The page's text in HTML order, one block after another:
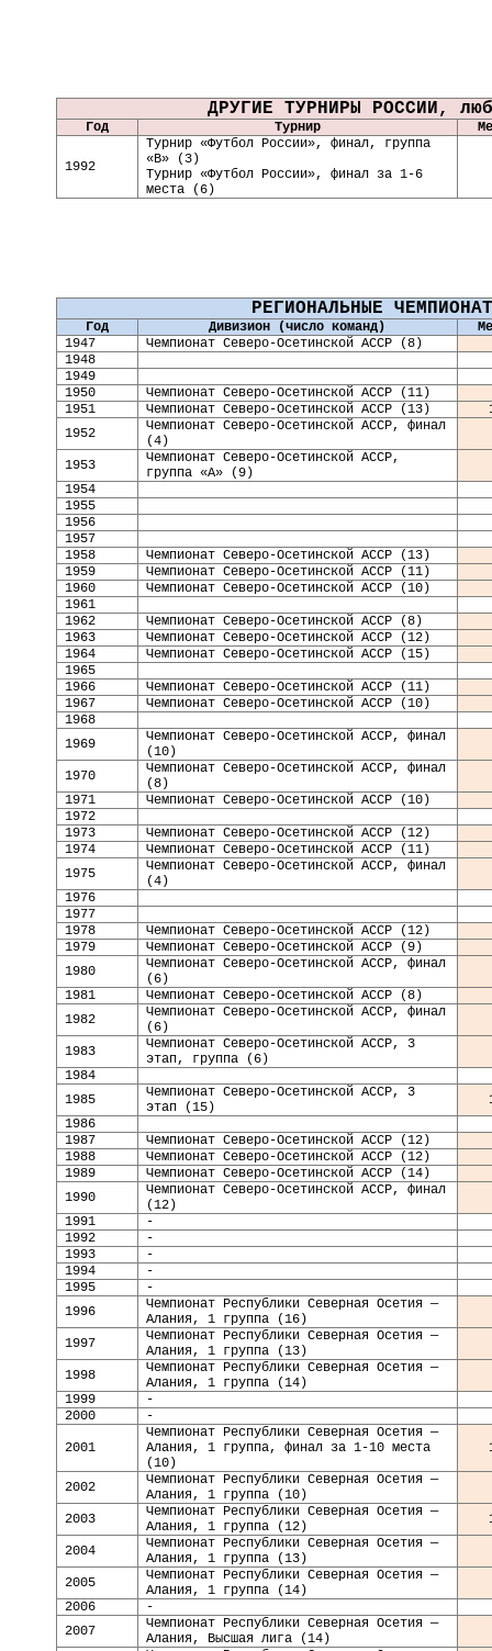
ДРУГИЕ ТУРНИРЫ РОССИИ,
Год Турнир
1992
Турнир «Футбол России», финал, группа
«В» (3)
Турнир «Футбол России», финал за 1-6
места ( 6 )
РЕГИОНАЛЬНЫЕ
Год Дивизион (число команд)
1947
Чемпионат Северо-Осетинской АССР (8)
1948
1949
1950
Чемпионат Северо-Осетинской АССР (11)
1951 Чемпионат Северо-Осетинской АССР (13)
1952
Чемпионат Северо-Осетинской АССР, финал
(4)
1953
Чемпионат Северо-Осетинской АССР,
группа «А» (9)
1954
1955
1956
1957
1958
Чемпионат Северо-Осетинской АССР (13)
1959
Чемпионат Северо-Осетинской АССР (11)
1960
Чемпионат Северо-Осетинской АССР (10)
1961
1962
Чемпионат Северо-Осетинской АССР (8)
1963
Чемпионат Северо-Осетинской АССР (12)
1964
Чемпионат Северо-Осетинской АССР (15)
1965
1966
Чемпионат Северо-Осетинской АССР (11)
1967
Чемпионат Северо-Осетинской АССР (10)
1968
1969
Чемпионат Северо-Осетинской АССР, финал
(10)
1970
Чемпионат Северо-Осетинской АССР, финал
(8)
1971
Чемпионат Северо-Осетинской АССР (10)
1972
1973
Чемпионат Северо-Осетинской АССР (12)
1974
Чемпионат Северо-Осетинской АССР (11)
1975
Чемпионат Северо-Осетинской АССР, финал
(4)
1976
1977
1978
Чемпионат Северо-Осетинской АССР (12)
1979
Чемпионат Северо-Осетинской АССР (9)
1980
Чемпионат Северо-Осетинской АССР, финал
(6)
1981
Чемпионат Северо-Осетинской АССР (8)
1982
Чемпионат Северо-Осетинской АССР, финал
(6)
1983
Чемпионат Северо-Осетинской АССР, 3
этап, группа (6)
1984
1985
Чемпионат Северо-Осетинской АССР, 3
этап (15)
1986
1987
Чемпионат Северо-Осетинской АССР (12)
1988
Чемпионат Северо-Осетинской АССР (12)
1989
Чемпионат Северо-Осетинской АССР (14)
1990
Чемпионат Северо-Осетинской АССР, финал
(12)
1991
-
1992
-
1993
-
1994
-
1995
-
1996
Чемпионат Республики Северная Осетия —
Алания, 1 группа (16)
1997
Чемпионат Республики Северная Осетия —
Алания, 1 группа (13)
1998
Чемпионат Республики Северная Осетия —
Алания, 1 группа (14)
1999
-
2000
-
2001
Чемпионат Республики Северная Осетия —
Алания, 1 группа, финал за 1-10 места
(10)
2002
Чемпионат Республики Северная Осетия —
Алания, 1 группа (10)
2003
Чемпионат Республики Северная Осетия —
Алания, 1 группа (12)
2004
Чемпионат Республики Северная Осетия —
Алания, 1 группа (13)
2005
Чемпионат Республики Северная Осетия —
Алания, 1 группа (14)
2006
-
2007
Чемпионат Республики Северная Осетия —
Алания, Высшая лига (14)